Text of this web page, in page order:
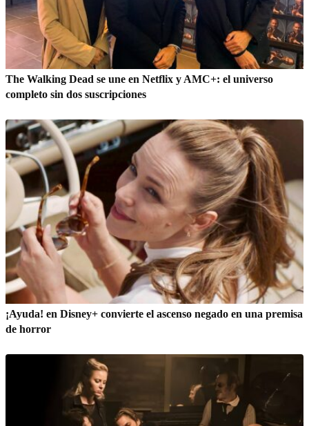
The Walking Dead se une en Netflix y AMC+: el universo
completo sin dos suscripciones
¡Ayuda! en Disney+ convierte el ascenso negado en una premisa
de horror